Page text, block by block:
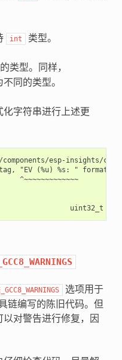
int 类型。
类型。同样，
不同的类型。
字符串进行上述更
components/esp-
"EV (%u) %s: " format,
^~~~~~~~~~~~~~
选项用于
链编写的陈旧代码。但
对警告进行修复，因